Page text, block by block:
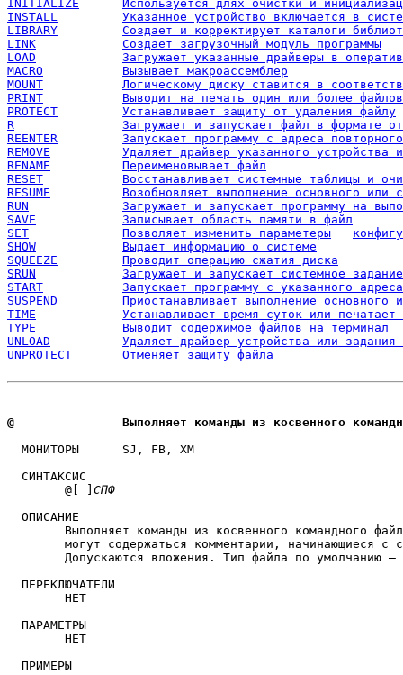
INITIALIZE	Используется длях очистки и
INSTALL		Указанное устройство включается в
LIBRARY		Создает и корректирует каталоги
LINK		Создает загрузочный модуль программы
LOAD		Загружает указанные драйверы в
MACRO		Вызывает макроассемблер
MOUNT		Логическому диску ставится в
PRINT		Выводит на печать один или более файлов
PROTECT		Устанавливает защиту от удаления файлу
R		Загружает и запускает файл в формате
REENTER		Запускает программу с адреса
REMOVE		Удаляет драйвер указанного
RENAME		Переименовывает файл
RESET		Восстанавливает системные таблицы
RESUME		Возобновляет выполнение основного
RUN		Загружает и запускает программу на
SAVE		Записывает область памяти в файл
SET		Позволяет
SHOW		Выдает информацию о системе
SQUEEZE		Проводит операцию сжатия диска
SRUN		Загружает и запускает системное задание
START		Запускает программу с указанного адреса
SUSPEND		Приостанавливает выполнение
TIME		Устанавливает время суток или
TYPE		Выводит содержимое файлов на терминал
UNLOAD		Удаляет драйвер устройства или
UNPROTECT	Отменяет защиту файла
@		Выполняет команды из косвенного
  МОНИТОРЫ 	SJ, FB, XM
  СИНТАКСИС
	@[ ]
СПФ
  ОПИСАНИЕ
Выполняет команды из косвенного командного
  ПЕРЕКЛЮЧАТЕЛИ
  ПАРАМЕТРЫ
  ПРИМЕРЫ